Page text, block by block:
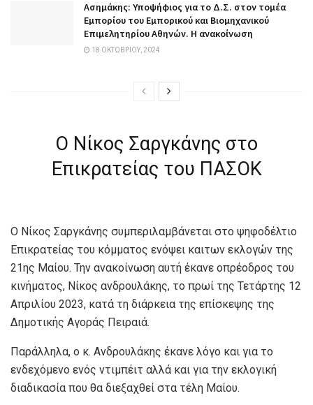
Ασημάκης: Υποψήφιος για το Δ.Σ. στον τομέα
Εμπορίου του Εμπορικού και Βιομηχανικού
Επιμελητηρίου Αθηνών. Η ανακοίνωση
18 ΟΚΤΩΒΡΊΟΥ, 2024
Ο Νίκος Σαργκάνης στο
Επικρατείας του ΠΑΣΟΚ
Ο Νίκος Σαργκάνης συμπεριλαμβάνεται στο ψηφοδέλτιο
Επικρατείας του κόμματος ενόψει καιτων εκλογών της
21ης Μαίου. Την ανακοίνωση αυτή έκανε οπρέοδρος του
κινήματος, Νίκος ανδρουλάκης, το πρωί της Τετάρτης 12
Απριλίου 2023, κατά τη διάρκεια της επίσκεψης της
Δημοτικής Αγοράς Πειραιά.
Παράλληλα, ο κ. Ανδρουλάκης έκανε λόγο και για το
ενδεχόμενο ενός ντιμπέιτ αλλά και για την εκλογική
διαδικασία που θα διεξαχθεί στα τέλη Μαίου.